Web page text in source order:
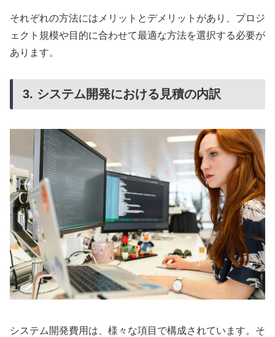
それぞれの方法にはメリットとデメリットがあり、プロジ
ェクト規模や目的に合わせて最適な方法を選択する必要が
あります。
3. システム開発における見積の内訳
システム開発費用は、様々な項目で構成されています。そ